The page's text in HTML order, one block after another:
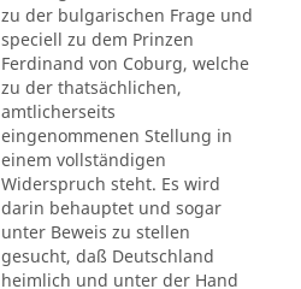
zu der bulgarischen Frage und
speciell zu dem Prinzen
Ferdinand von Coburg, welche
zu der thatsächlichen,
amtlicherseits
eingenommenen Stellung in
einem vollständigen
Widerspruch steht. Es wird
darin behauptet und sogar
unter Beweis zu stellen
gesucht, daß Deutschland
heimlich und unter der Hand